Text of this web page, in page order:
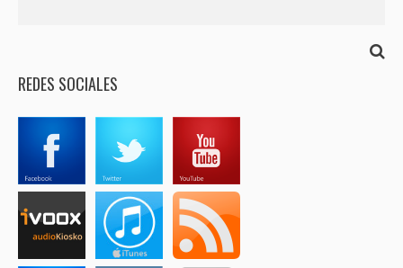
REDES SOCIALES